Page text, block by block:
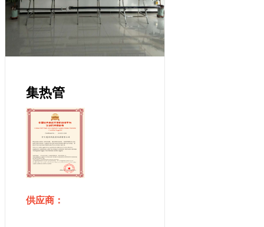
集热管
供应商：